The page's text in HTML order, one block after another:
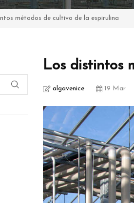
métodos de cultivo de la espirulina
Los distintos
algavenice 19 Mar